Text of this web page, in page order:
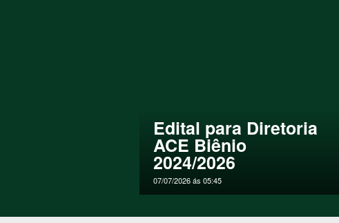
Edital para Diretoria
ACE Biênio
2024/2026
07/07/2026 ás 05:45